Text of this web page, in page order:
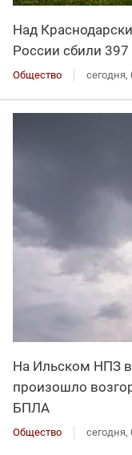
Над
России сбили
Общество сегодня,
На Ильском НПЗ
произошло
БПЛА
Общество сегодня,